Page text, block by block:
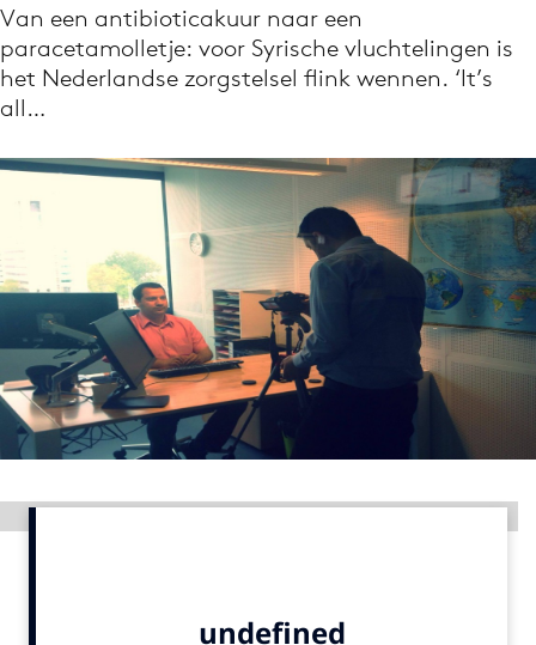
Menu
9 sept: GenAI-training
12 nov: MarketingLive!
Adverteren
Events
Opleidingen
Vacatures
Partners
Van een antibioticakuur naar een
paracetamolletje: voor Syrische vluchtelingen is
het Nederlandse zorgstelsel flink wennen. ‘It’s
all…